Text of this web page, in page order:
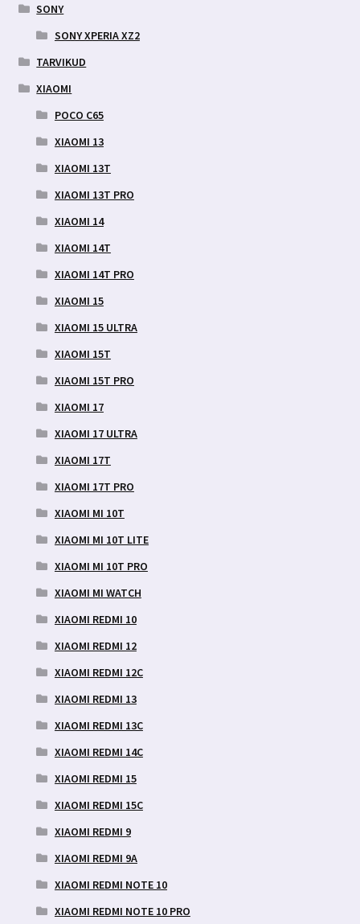
SONY
SONY XPERIA XZ2
TARVIKUD
XIAOMI
POCO C65
XIAOMI 13
XIAOMI 13T
XIAOMI 13T PRO
XIAOMI 14
XIAOMI 14T
XIAOMI 14T PRO
XIAOMI 15
XIAOMI 15 ULTRA
XIAOMI 15T
XIAOMI 15T PRO
XIAOMI 17
XIAOMI 17 ULTRA
XIAOMI 17T
XIAOMI 17T PRO
XIAOMI MI 10T
XIAOMI MI 10T LITE
XIAOMI MI 10T PRO
XIAOMI MI WATCH
XIAOMI REDMI 10
XIAOMI REDMI 12
XIAOMI REDMI 12C
XIAOMI REDMI 13
XIAOMI REDMI 13C
XIAOMI REDMI 14C
XIAOMI REDMI 15
XIAOMI REDMI 15C
XIAOMI REDMI 9
XIAOMI REDMI 9A
XIAOMI REDMI NOTE 10
XIAOMI REDMI NOTE 10 PRO